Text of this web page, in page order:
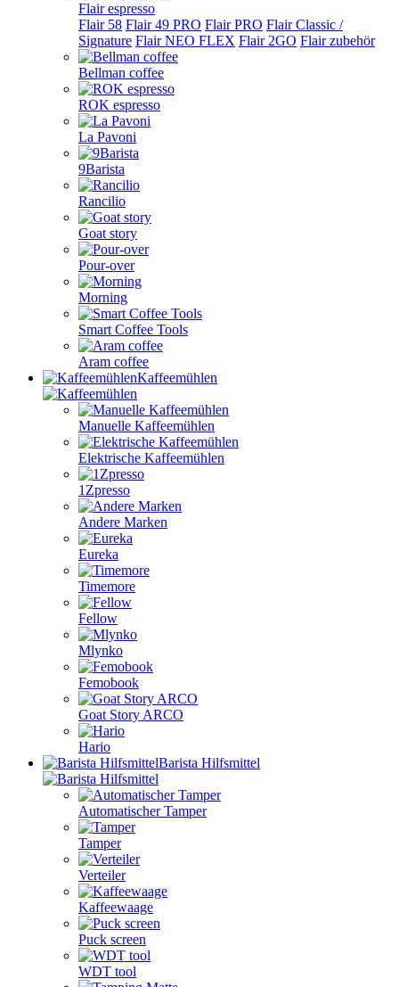
Flair espresso
Flair 58 Flair 49 PRO Flair PRO Flair Classic /
Signature Flair NEO FLEX Flair 2GO Flair zubehör
Bellman coffee
ROK espresso
La Pavoni
9Barista
Rancilio
Goat story
Pour-over
Morning
Smart Coffee Tools
Aram coffee
Kaffeemühlen
Manuelle Kaffeemühlen
Elektrische Kaffeemühlen
1Zpresso
Andere Marken
Eureka
Timemore
Fellow
Mlynko
Femobook
Goat Story ARCO
Hario
Barista Hilfsmittel
Automatischer Tamper
Tamper
Verteiler
Kaffeewaage
Puck screen
WDT tool